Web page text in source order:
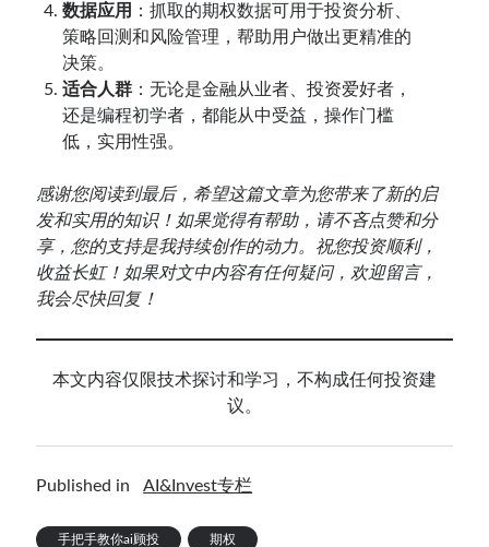
数据应用
：抓取的期权数据可用于投资分析、
策略回测和风险管理，帮助用户做出更精准的
决策。
适合人群 ：无论是金融从业者、投资爱好者，
还是编程初学者，都能从中受益，操作门槛
低，实用性强。
感谢您阅读到最后，希望这篇文章为您带来了新的启
发和实用的知识！如果觉得有帮助，请不吝点赞和分
享，您的支持是我持续创作的动力。祝您投资顺利，
收益长虹！如果对文中内容有任何疑问，欢迎留言，
我会尽快回复！
本文内容仅限技术探讨和学习，不构成任何投资建
议。
Published in AI&Invest专栏
手把手教你ai顾投 期权